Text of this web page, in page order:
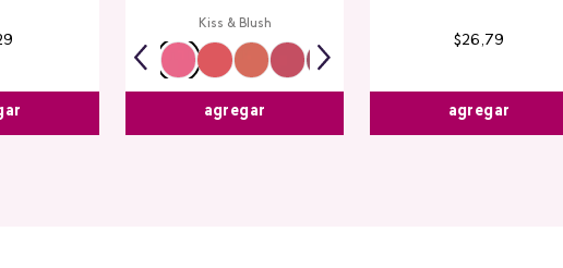
Kiss & Blush
agregar
$26 ,79
agregar